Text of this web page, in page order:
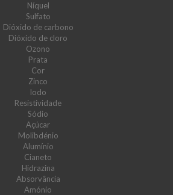
Níquel
Sulfato
Dióxido de carbono
Dióxido de cloro
Ozono
Prata
Cor
Zinco
Iodo
Resistividade
Sódio
Açúcar
Molibdénio
Alumínio
Cianeto
Hidrazina
Absorvância
Amónio